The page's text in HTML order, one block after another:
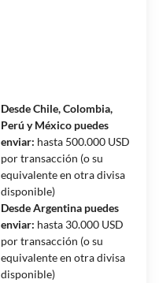
Desde Chile, Colombia,
Perú y México puedes
enviar: hasta 500.000 USD
por transacción (o su
equivalente en otra divisa
disponible)
Desde Argentina puedes
enviar: hasta 30.000 USD
por transacción (o su
equivalente en otra divisa
disponible)